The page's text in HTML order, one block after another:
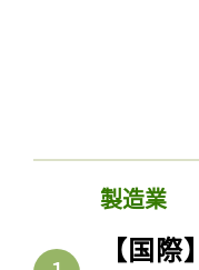
製造業
【国